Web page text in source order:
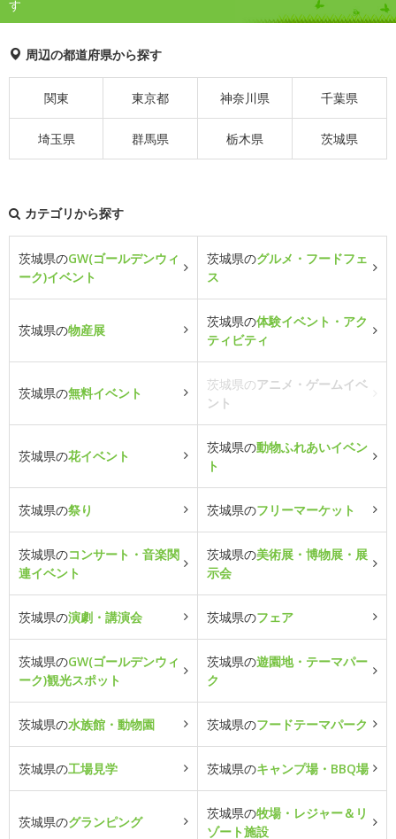
す
周辺の都道府県から探す
関東 東京都 神奈川県 千葉県
埼玉県 群馬県 栃木県 茨城県
カテゴリから探す
茨城県のGW(ゴールデンウィ
ーク)イベント
茨城県のグルメ・フードフェ
ス
茨城県の物産展
茨城県の体験イベント・アク
ティビティ
茨城県の無料イベント
茨城県のアニメ・ゲームイベ
ント
茨城県の花イベント
茨城県の動物ふれあいイベン
ト
茨城県の祭り 茨城県のフリーマーケット
茨城県のコンサート・音楽関
連イベント
茨城県の美術展・博物展・展
示会
茨城県の演劇・講演会 茨城県のフェア
茨城県のGW(ゴールデンウィ
ーク)観光スポット
茨城県の遊園地・テーマパー
ク
茨城県の水族館・動物園 茨城県のフードテーマパーク
茨城県の工場見学 茨城県のキャンプ場・BBQ場
茨城県のグランピング
茨城県の牧場・レジャー＆リ
ゾート施設